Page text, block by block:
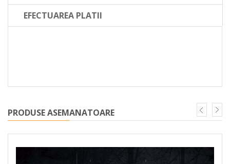
EFECTUAREA PLATII
PRODUSE ASEMANATOARE